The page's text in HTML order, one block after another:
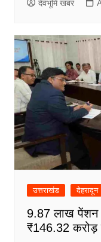
देवभूमि खबर
उत्तराखंड देहरादून
9.87 लाख पेंशन
₹146.32